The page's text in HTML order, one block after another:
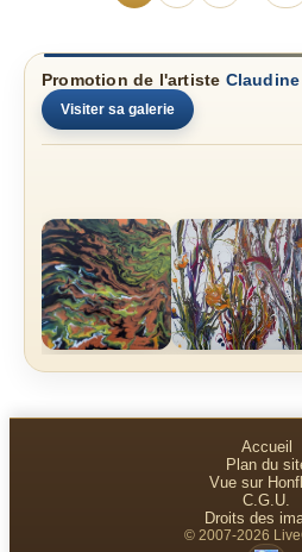
Promotion de l'artiste
Visiter sa galerie
Accueil
Plan du
Vue sur
C.G.U.
Droits des
© 2007-2026